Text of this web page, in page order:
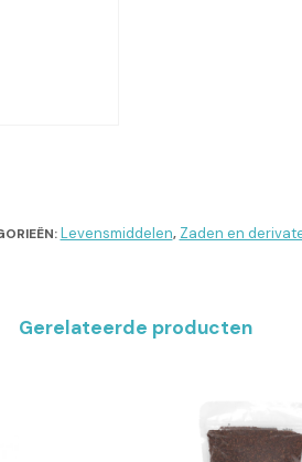
Levensmiddelen, Zaden en
Gerelateerde producten